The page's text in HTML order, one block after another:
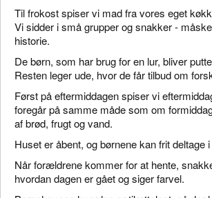
Til frokost spiser vi mad fra vores eget
Vi sidder i små grupper og snakker -
historie.
De børn, som har brug for en lur, bliver
Resten leger ude, hvor de får tilbud om
Først på eftermiddagen spiser vi
foregår på samme måde som om
af brød, frugt og vand.
Huset er åbent, og børnene kan frit deltage
Når forældrene kommer for at hente,
hvordan dagen er gået og siger farvel.